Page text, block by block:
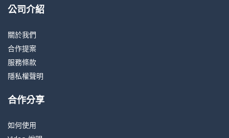
公司介紹
關於我們
合作提案
服務條款
隱私權聲明
合作分享
如何使用